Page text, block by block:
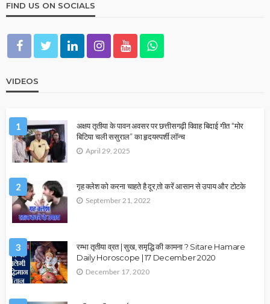
FIND US ON SOCIALS
VIDEOS
1
अक्षय तृतीया के पावन अवसर पर छत्तीसगढ़ी विवाह बिदाई गीत “मोर
बिटिया चली ससुराल” का हृदयस्पर्शी लॉन्च
April 29, 2025
2 गृह क्लेश को करना चाहते है दूर,तो करें आसान से उपाय और टोटके
September 21, 2022
3
रम्भा तृतीया व्रत | सुख, समृद्धि की कामना ? Sitare Hamare
Daily Horoscope | 17 December 2020
December 17, 2020